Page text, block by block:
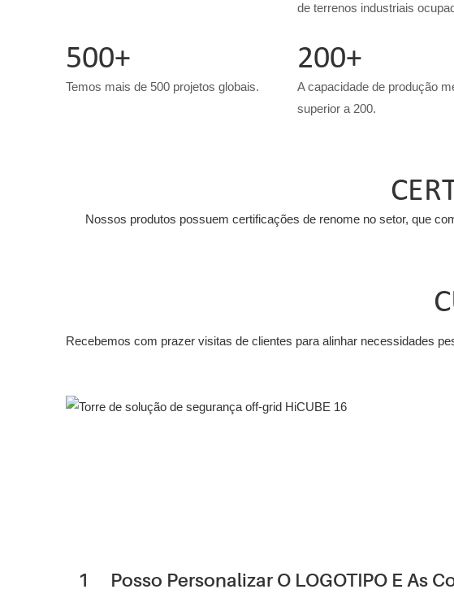
de terrenos industriais
500+
Temos mais de 500 projetos globais.
200+
A capacidade de produção
superior a 200.
Nossos produtos possuem certificações de renome no setor, que
Recebemos com prazer visitas de clientes para alinhar necessidades
1 Posso Personalizar O LOGOTIPO E As